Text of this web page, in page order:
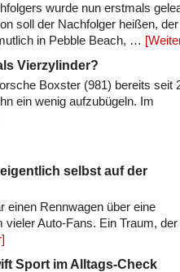
wurde nun erstmals
soll der Nachfolger heißen, der
in Pebble Beach, …
Vierzylinder?
Boxster (981) bereits seit
ein wenig aufzubügeln. Im
selbst auf der
einen Rennwagen über eine
Auto-Fans. Ein Traum,
Sport im Alltags-Check